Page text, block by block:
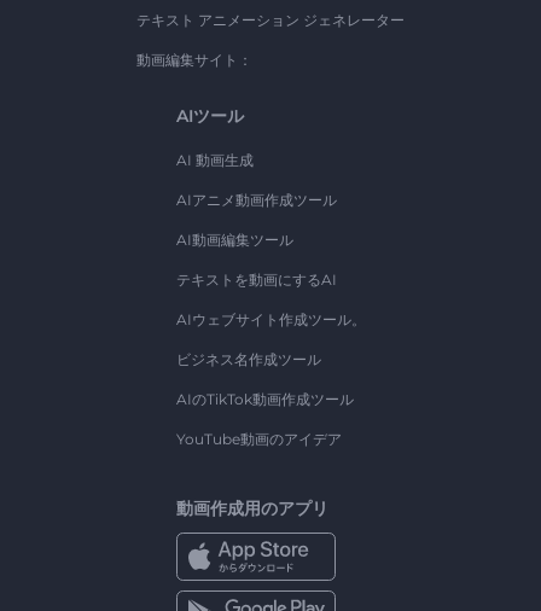
テキスト アニメーション ジェネレーター
動画編集サイト：
AIツール
AI 動画生成
AIアニメ動画作成ツール
AI動画編集ツール
テキストを動画にするAI
AIウェブサイト作成ツール。
ビジネス名作成ツール
AIのTikTok動画作成ツール
YouTube動画のアイデア
動画作成用のアプリ